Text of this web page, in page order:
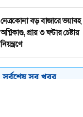
নেত্রকোনা বড় বাজারে ভয়াবহ
অগ্নিকাণ্ড, প্রায় ৩ ঘণ্টার চেষ্টায়
নিয়ন্ত্রণে
কয়েক ডজন
সর্বশেষ সব খবর